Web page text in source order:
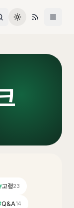
고랭23
Q&A14